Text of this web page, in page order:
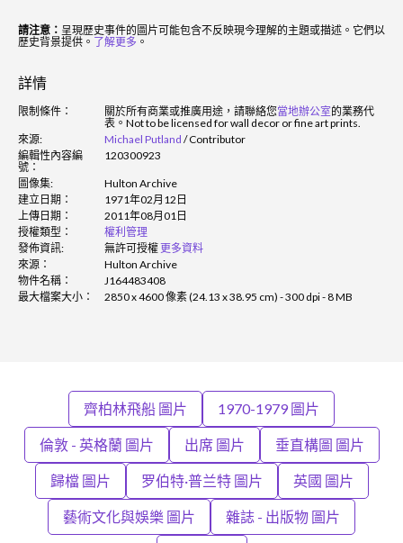
請注意： 呈現歷史事件的圖片可能包含不反映現今理解的主題或描述。它們以
歷史背景提供。 了解更多 。
詳情
限制條件： 關於所有商業或推廣用途，請聯絡您當地辦公室的業務代
表。 Not to be licensed for wall decor or fine art prints.
來源:
Michael Putland /Contributor
編輯性內容編
號：
120300923
圖像集:
Hulton Archive
建立日期：
1971年02月12日
上傳日期：
2011年08月01日
授權類型：
權利管理
發佈資訊:
無許可授權更多資料
來源：
Hulton Archive
物件名稱：
J164483408
最大檔案大小：
2850 x 4600 像素 (24.13 x 38.95 cm) - 300 dpi - 8 MB
齊柏林飛船 圖片 1970-1979 圖片
倫敦 - 英格蘭 圖片 出席 圖片 垂直構圖 圖片
歸檔 圖片 罗伯特·普兰特 圖片 英國 圖片
藝術文化與娛樂 圖片 雜誌 - 出版物 圖片